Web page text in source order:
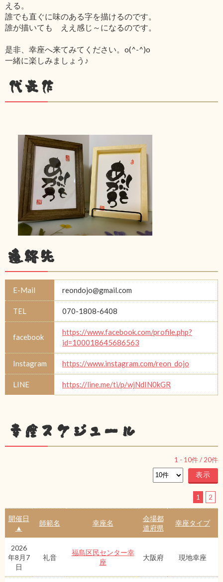
える。
誰でも直ぐに味のある字を描けるのです。
誰が描いても ええ感じ～になるのです。
是非、幸座へ来てみてください。o(^-^)o
一緒に楽しみましょう♪
代表作
連絡先
E-Mail reondojo@gmail.com
TEL 070-1808-6408
facebook
https://www.facebook.com/profile.php?
id=100018645686563
Instagram https://www.instagram.com/reon_dojo
LINE https://line.me/ti/p/wjNdIN0kGR
幸座スケジュール
1 - 10件 / 20件
1 2
開催日
▲
師範名 幸座名
会場都
道府県
幸座タイプ
2026
年8月7
日
礼音
福島区民センター幸
座
大阪府 現地幸座